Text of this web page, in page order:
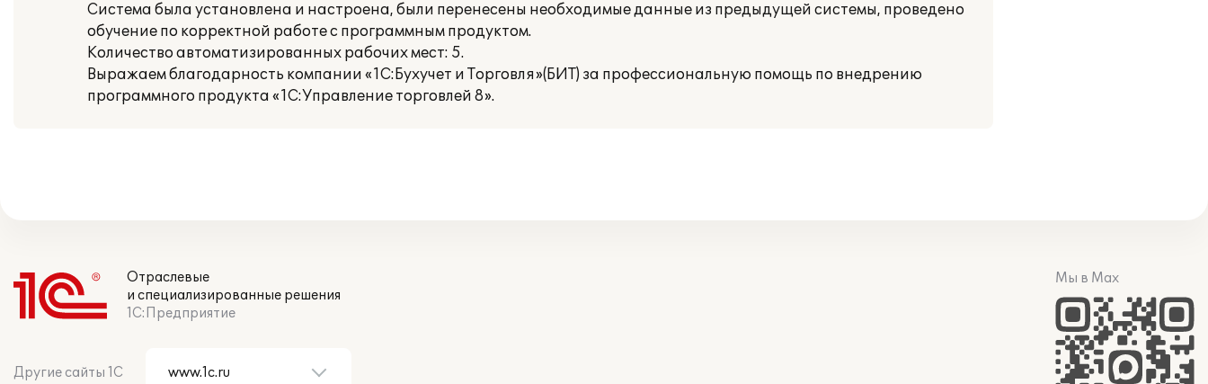
Система была установлена и настроена, были перенесены необходимые данные из предыдущей системы, проведено
обучение по корректной работе с программным продуктом.
Количество автоматизированных рабочих мест: 5.
Выражаем благодарность компании «1С:Бухучет и Торговля»(БИТ) за профессиональную помощь по внедрению
программного продукта «1С:Управление торговлей 8».
Отраслевые
и специализированные решения
1С:Предприятие
Другие сайты 1С
Мы в Max